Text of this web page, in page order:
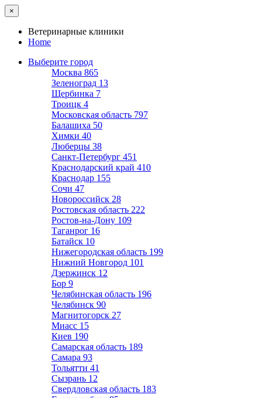
×
Ветеринарные клиники
Home
Выберите город
Москва 865
Зеленоград 13
Щербинка 7
Троицк 4
Московская область 797
Балашиха 50
Химки 40
Люберцы 38
Санкт-Петербург 451
Краснодарский край 410
Краснодар 155
Сочи 47
Новороссийск 28
Ростовская область 222
Ростов-на-Дону 109
Таганрог 16
Батайск 10
Нижегородская область 199
Нижний Новгород 101
Дзержинск 12
Бор 9
Челябинская область 196
Челябинск 90
Магнитогорск 27
Миасс 15
Киев 190
Самарская область 189
Самара 93
Тольятти 41
Сызрань 12
Свердловская область 183